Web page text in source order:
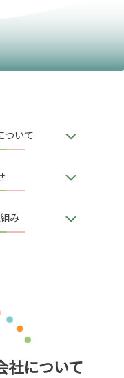
ついて
み
社について